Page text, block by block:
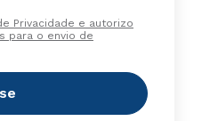
Privacidade e autorizo
para o envio de